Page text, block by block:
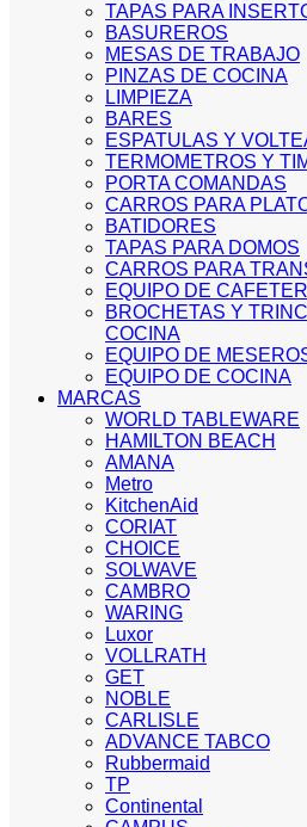
TAPAS PARA
BASUREROS
MESAS DE TRABAJO
PINZAS DE COCINA
LIMPIEZA
BARES
ESPATULAS Y
TERMOMETROS Y
PORTA COMANDAS
CARROS PARA
BATIDORES
TAPAS PARA DOMOS
CARROS PARA
EQUIPO DE
BROCHETAS Y
COCINA
EQUIPO DE
EQUIPO DE COCINA
MARCAS
WORLD TABLEWARE
HAMILTON BEACH
AMANA
Metro
KitchenAid
CORIAT
CHOICE
SOLWAVE
CAMBRO
WARING
Luxor
VOLLRATH
GET
NOBLE
CARLISLE
ADVANCE TABCO
Rubbermaid
TP
Continental